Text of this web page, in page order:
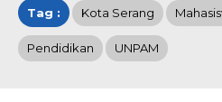
Tag : Kota Serang
Pendidikan UNPAM